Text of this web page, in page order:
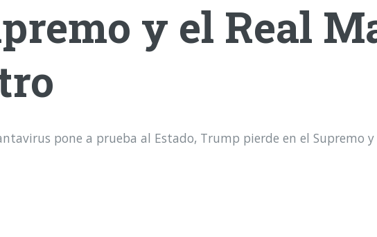
y el Real
pone a prueba al Estado, Trump pierde en el Supremo